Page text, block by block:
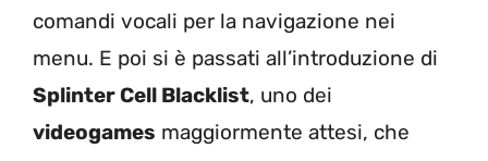
comandi vocali per la navigazione nei
menu. E poi si è passati all’introduzione di
Splinter Cell Blacklist, uno dei
videogames maggiormente attesi, che